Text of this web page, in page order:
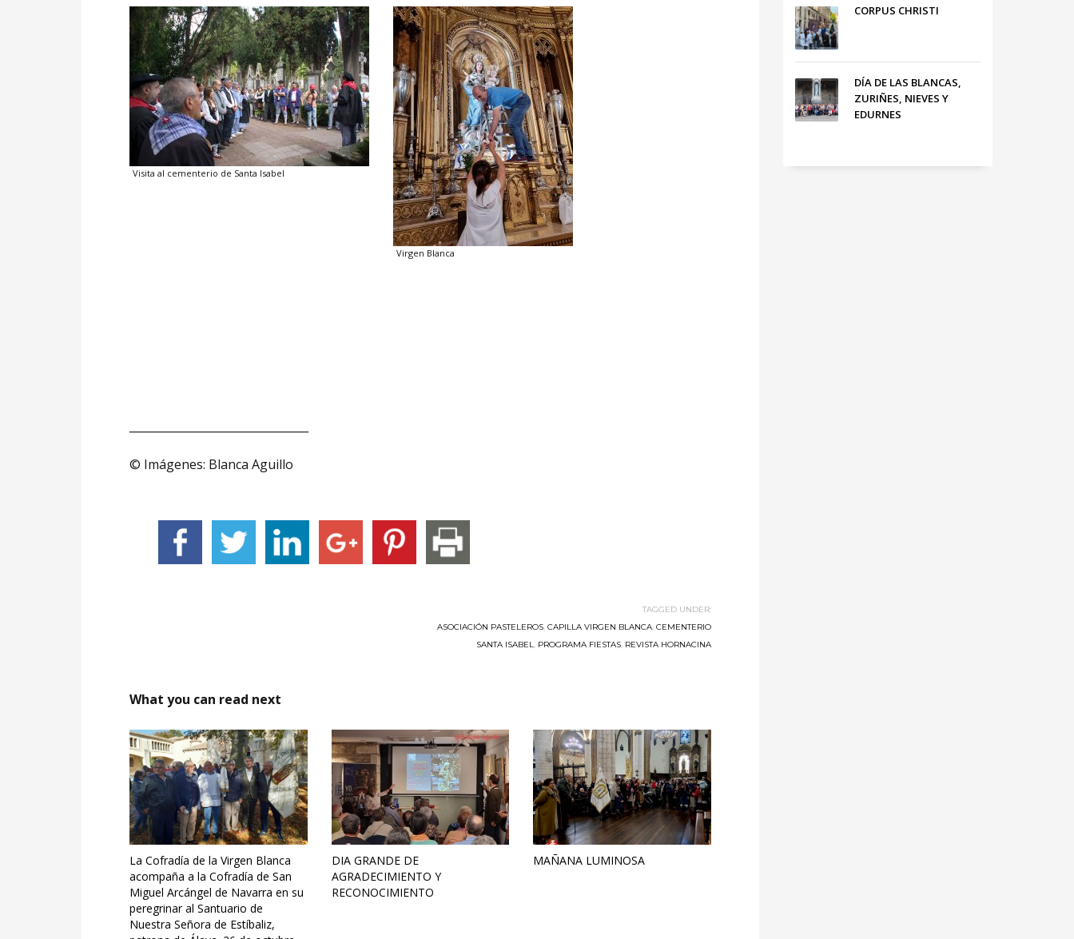
Visita al cementerio de Santa Isabel
Virgen Blanca
© Imágenes: Blanca Aguillo
TAGGED UNDER:
ASOCIACIÓN PASTELEROS, CAPILLA VIRGEN BLANCA, CEMENTERIO
SANTA ISABEL, PROGRAMA FIESTAS, REVISTA HORNACINA
What you can read next
La Cofradía de la Virgen Blanca
acompaña a la Cofradía de San
Miguel Arcángel de Navarra en su
peregrinar al Santuario de
Nuestra Señora de Estíbaliz,
DIA GRANDE DE
AGRADECIMIENTO Y
RECONOCIMIENTO
MAÑANA LUMINOSA
CORPUS CHRISTI
DÍA DE LAS BLANCAS,
ZURIÑES, NIEVES Y
EDURNES